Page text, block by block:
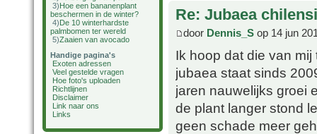
3)Hoe een bananenplant
beschermen in de winter?
4)De 10 winterhardste
palmbomen ter wereld
5)Zaaien van avocado
Handige pagina's
Exoten adressen
Veel gestelde vragen
Hoe foto's uploaden
Richtlijnen
Disclaimer
Link naar ons
Links
Re: Jubaea
door Dennis_S op 14 jun
Ik hoop dat die van
jubaea staat sinds
jaren nauwelijks groei
de plant langer stond
geen schade meer